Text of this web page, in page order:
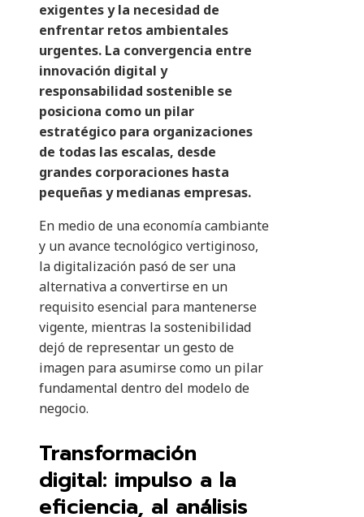
exigentes y la necesidad de
enfrentar retos ambientales
urgentes. La convergencia entre
innovación digital y
responsabilidad sostenible se
posiciona como un pilar
estratégico para organizaciones
de todas las escalas, desde
grandes corporaciones hasta
pequeñas y medianas empresas.
En medio de una economía cambiante
y un avance tecnológico vertiginoso,
la digitalización pasó de ser una
alternativa a convertirse en un
requisito esencial para mantenerse
vigente, mientras la sostenibilidad
dejó de representar un gesto de
imagen para asumirse como un pilar
fundamental dentro del modelo de
negocio.
Transformación
digital: impulso a la
eficiencia, al análisis